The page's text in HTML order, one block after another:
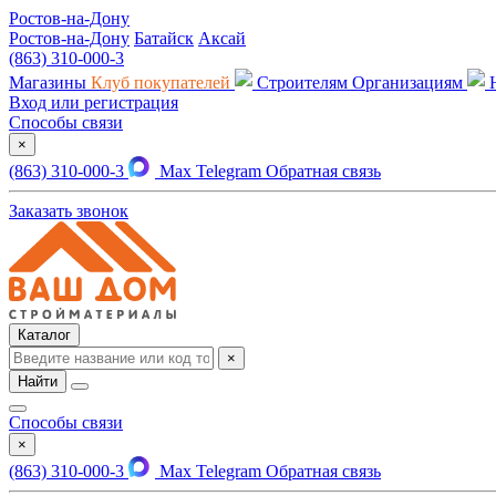
Ростов-на-Дону
Ростов-на-Дону Батайск Аксай
(863) 310-000-3
Магазины Клуб покупателей Строителям Организациям
Вход или регистрация
Способы связи
×
(863) 310-000-3 Max Telegram Обратная связь
Заказать звонок
Каталог
×
Найти
Способы связи
×
(863) 310-000-3 Max Telegram Обратная связь